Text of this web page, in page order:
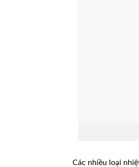
Các nhiều loại